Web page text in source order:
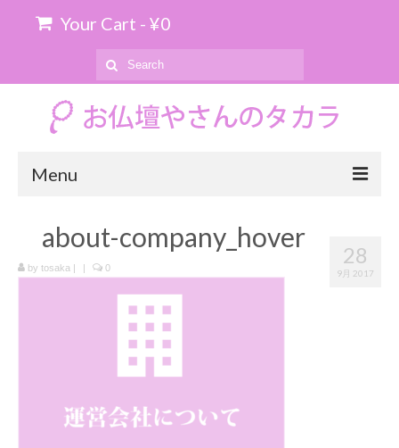
Your Cart - ¥0
Search
for:
Menu
ホーム
お位牌の購入について
お仏壇のお引き取り
上置仏壇
台付仏壇
28
9月 2017
about-company_hover
by tosaka | | 0